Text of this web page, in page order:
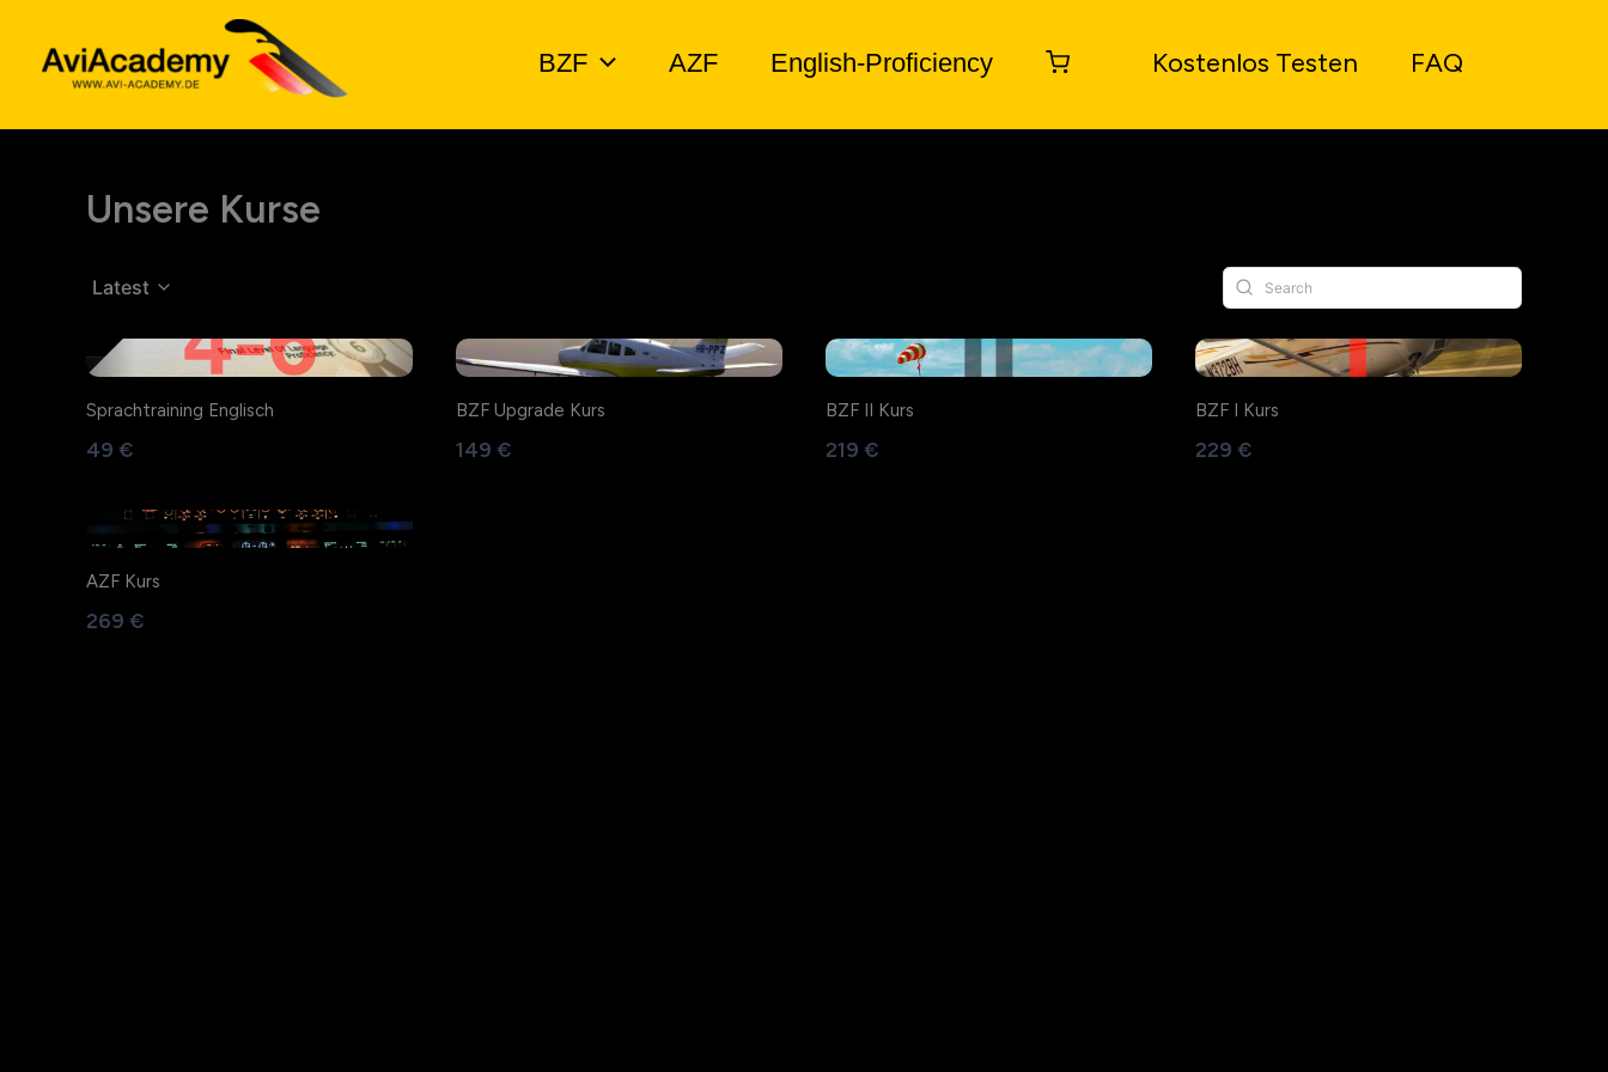
springen
BZF AZF English-Proficiency Kostenlos Testen FAQ
Unsere Kurse
Latest
Sprachtraining Englisch
49 €
BZF Upgrade Kurs
149 €
BZF II Kurs
219 €
BZF I Kurs
229 €
AZF Kurs
269 €